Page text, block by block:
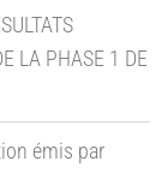
LA PHASE 1 DE
émis par